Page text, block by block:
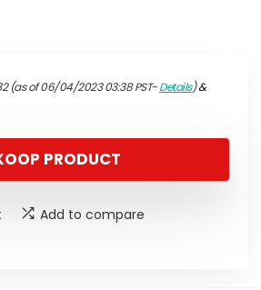
(as of 06/04/2023 03:38 PST-Details)&
PRODUCT
Add to compare